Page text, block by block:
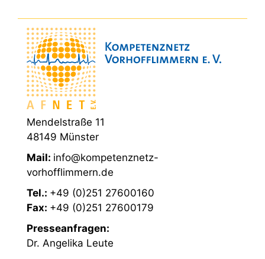
Mendelstraße 11
48149 Münster
Mail: info@kompetenznetz-
vorhofflimmern.de
Tel.: +49 (0)251 27600160
Fax: +49 (0)251 27600179
Presseanfragen:
Dr. Angelika Leute